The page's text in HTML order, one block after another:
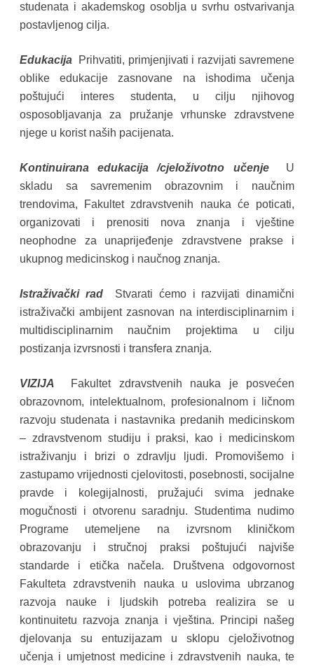
studenata i akademskog osoblja u svrhu ostvarivanja
postavljenog cilja.
EdukacijaPrihvatiti, primjenjivati i razvijati savremene
oblike edukacije zasnovane na ishodima učenja
poštujući interes studenta, u cilju njihovog
osposobljavanja za pružanje vrhunske zdravstvene
njege u korist naših pacijenata.
Kontinuirana edukacija /cjeloživotno učenjeU
skladu sa savremenim obrazovnim i naučnim
trendovima, Fakultet zdravstvenih nauka će poticati,
organizovati i prenositi nova znanja i vještine
neophodne za unaprijeđenje zdravstvene prakse i
ukupnog medicinskog i naučnog znanja.
Istraživački radStvarati ćemo i razvijati dinamični
istraživački ambijent zasnovan na interdisciplinarnim i
multidisciplinarnim naučnim projektima u cilju
postizanja izvrsnosti i transfera znanja.
VIZIJA Fakultet zdravstvenih nauka je posvećen
obrazovnom, intelektualnom, profesionalnom i ličnom
razvoju studenata i nastavnika predanih medicinskom
– zdravstvenom studiju i praksi, kao i medicinskom
istraživanju i brizi o zdravlju ljudi. Promovišemo i
zastupamo vrijednosti cjelovitosti, posebnosti, socijalne
pravde i kolegijalnosti, pružajući svima jednake
mogučnosti i otvorenu saradnju. Studentima nudimo
Programe utemeljene na izvrsnom kliničkom
obrazovanju i stručnoj praksi poštujući najviše
standarde i etička načela. Društvena odgovornost
Fakulteta zdravstvenih nauka u uslovima ubrzanog
razvoja nauke i ljudskih potreba realizira se u
kontinuitetu razvoja znanja i vještina. Principi našeg
djelovanja su entuzijazam u sklopu cjeloživotnog
učenja i umjetnost medicine i zdravstvenih nauka, te